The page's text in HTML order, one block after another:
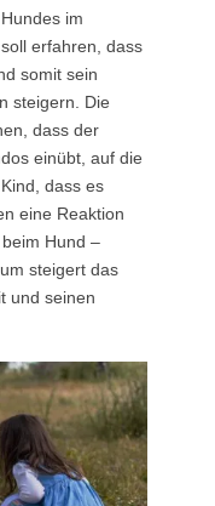
im
erfahren, dass
somit sein
steigern. Die
dass der
einübt, auf die
dass es
eine Reaktion
Hund –
steigert das
und seinen